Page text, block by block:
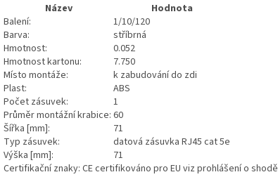
Název
Hodnota
Balení:
1/10/120
Barva:
stříbrná
Hmotnost:
0.052
Hmotnost kartonu:
7.750
Místo montáže:
k zabudování do zdi
Plast:
ABS
Počet zásuvek:
1
Průměr montážní krabice: 60
Šířka [mm]:
71
Typ zásuvek:
datová zásuvka RJ45 cat 5e
Výška [mm]:
71
Certifikační znaky: CE certifikováno pro EU viz prohlášení o shodě